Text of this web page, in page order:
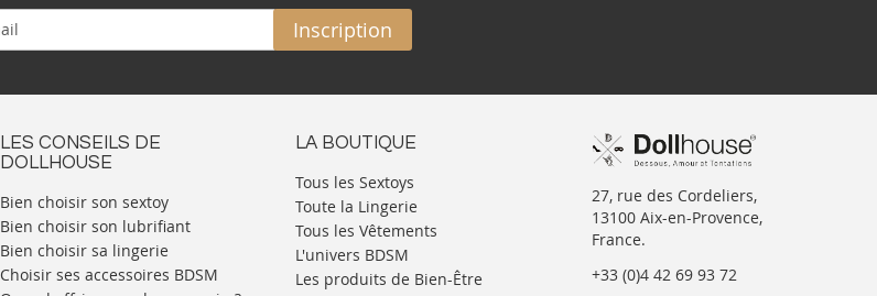
Inscription
LES CONSEILS DE
DOLLHOUSE
Bien choisir son sextoy
Bien choisir son lubrifiant
Bien choisir sa lingerie
Choisir ses accessoires BDSM
LA BOUTIQUE
Tous les Sextoys
Toute la Lingerie
Tous les Vêtements
L'univers BDSM
Les produits de Bien-Être
27, rue des Cordeliers,
13100 Aix-en-Provence,
France.
+33 (0)4 42 69 93 72